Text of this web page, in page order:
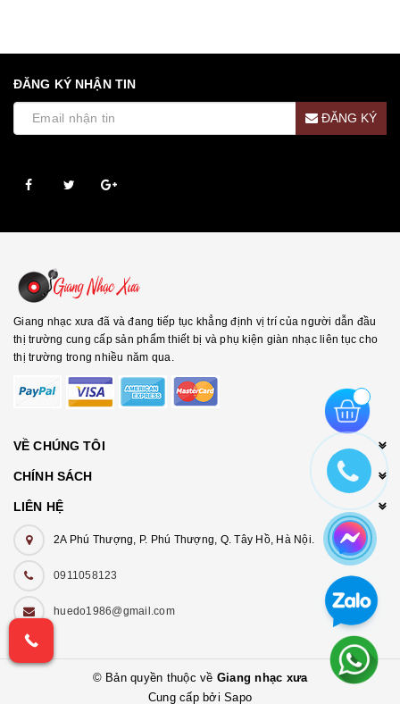
ĐĂNG KÝ NHẬN TIN
ĐĂNG KÝ
Giang nhạc xưa đã và đang tiếp tục khẳng định vị trí của người dẫn đầu
thị trường cung cấp sản phẩm thiết bị và phụ kiện giàn nhạc liên tục cho
thị trường trong nhiều năm qua.
VỀ CHÚNG TÔI
CHÍNH SÁCH
LIÊN HỆ
2A Phú Thượng, P. Phú Thượng, Q. Tây Hồ, Hà Nội.
0911058123
huedo1986@gmail.com
© Bản quyền thuộc về Giang nhạc xưa
Cung cấp bởi Sapo